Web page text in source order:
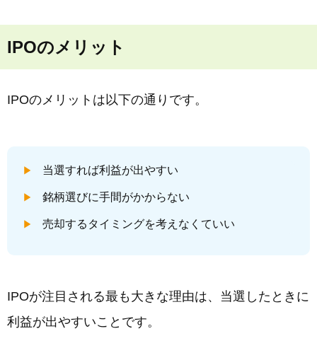
IPOのメリット
IPOのメリットは以下の通りです。
当選すれば利益が出やすい
銘柄選びに手間がかからない
売却するタイミングを考えなくていい
IPOが注目される最も大きな理由は、当選したときに
利益が出やすいことです。